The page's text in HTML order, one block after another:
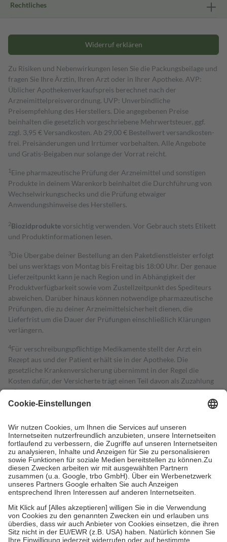
Rechtliches
Widerruf erklären
Zu Risiken und Nebenwirkungen lesen Sie die Packungsbeilage und
fragen Sie Ihre Ärztin, Ihren Arzt oder in Ihrer Apotheke. AVP:
Üblicher Apothekenverkaufspreis berechnet nach der
Arzneimittelpreisverordnung. UVP: Unverbindliche
Preisempfehlung des Herstellers. Die angegebenen Preise
beinhalten die gesetzlich vorgeschriebene Mehrwertsteuer, ggf.
zzgl. 3,95 € Versandkosten. Ab 29,00 € Bestell­wert versand­kosten­
frei. Preisänderungen und Irrtümer vorbehalten. Alle Angebote
und Gratis-Beigaben nur solange der Vorrat reicht.
1 Eine pharmazeutische Prüfung der Arzneimittel und sonstigen
Produkte in deinem Warenkorb beinhaltet die Durchführung von
Wechselwirkungschecks und die Prüfung etwaiger
Anwendungshinweise des Herstellers.
2Biozidproduktevorsichtig verwenden. Vor Gebrauch stets Etikett
und Produktinformationen lesen.
3Die Übergabe deiner Bestellung an den Paketdienstleister erfolgt
bei uns werktags von Montag bis Freitag bis 18:00 Uhr. Der genaue
Lieferzeitpunkt kann je nach Region und in Abhängigkeit der
Produktverfügbarkeit sowie vom Zustellzeitpunkt des Spediteurs
abweichen. Darüber hinaus können notwendige pharmazeutische
Prüfungen, die zu deiner Arzneimittelsicherheit dienen, die
Lieferfrist um die Dauer der Prüfungen einschließlich Klärungen
verlängern.
4Für verschreibungspflichtige Medikamente stellt der Arzt ein
Rezept aus und der Patient erhält sie in der Apotheke. Die
gesetzliche Krankenversicherung übernimmt in der Regel die
Kosten dafür, der Versicherte trägt einen Teil davon als Zuzahlung
mit.
Grundsätzlich leisten Mitglieder Zuzahlungen in Höhe von zehn
höchstens zehn Euro.
Es sind jedoch nie mehr als die tatsächlichen
Kosten der Leistung zu entrichten.
Diese Regeln gelten grundsätzlich auch für Online-Apotheken.
Bei Heilmitteln und häuslicher Krankenpflege beträgt die
Zuzahlung zehn Prozent der Kosten sowie zehn Euro je
Verordnung.
Um das Engagement der Versicherten für ihre eigene Gesundheit zu
stärken und die besondere Stellung der Familie zu unterstützen,
fallenkeine Zuzahlungenan bei:
• Kindern und Jugendlichen bis zum vollendeten 18. Lebensjahr
mit Ausnahme der Fahrkosten